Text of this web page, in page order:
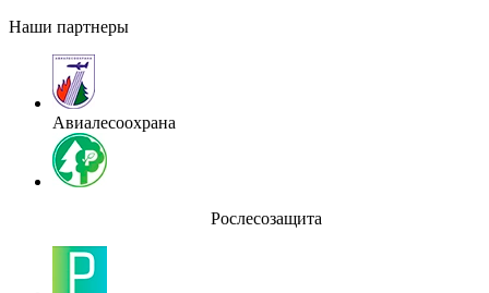
Наши партнеры
Авиалесоохрана
Рослесозащита